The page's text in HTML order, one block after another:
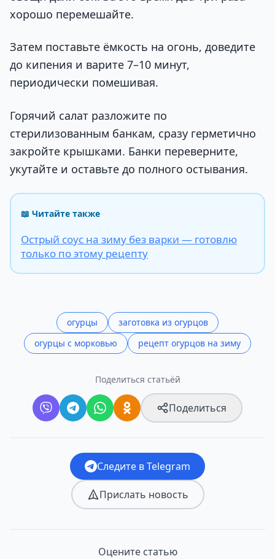
хорошо перемешайте.
Затем поставьте ёмкость на огонь, доведите
до кипения и варите 7–10 минут,
периодически помешивая.
Горячий салат разложите по
стерилизованным банкам, сразу герметично
закройте крышками. Банки переверните,
укутайте и оставьте до полного остывания.
📖 Читайте также
Острый соус на зиму без варки — готовлю
только по этому рецепту
огурцы
заготовка из огурцов
огурцы с морковью
рецепт огурцов на зиму
Поделиться статьёй
Поделиться
Следите в Telegram
Прислать новость
Оцените статью